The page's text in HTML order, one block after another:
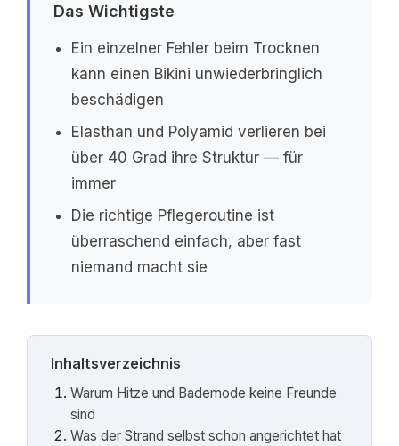
Das Wichtigste
Ein einzelner Fehler beim Trocknen
kann einen Bikini unwiederbringlich
beschädigen
Elasthan und Polyamid verlieren bei
über 40 Grad ihre Struktur — für
immer
Die richtige Pflegeroutine ist
überraschend einfach, aber fast
niemand macht sie
Inhaltsverzeichnis
Warum Hitze und Bademode keine Freunde
sind
Was der Strand selbst schon angerichtet hat